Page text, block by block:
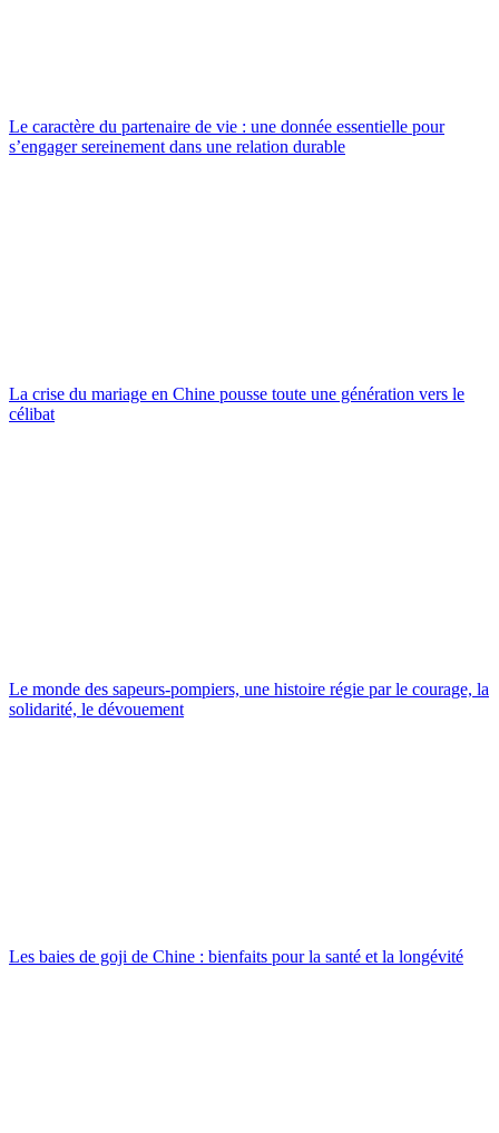
Le caractère du partenaire de vie : une donnée essentielle pour
s’engager sereinement dans une relation durable
La crise du mariage en Chine pousse toute une génération vers le
célibat
Le monde des sapeurs-pompiers, une histoire régie par le courage, la
solidarité, le dévouement
Les baies de goji de Chine : bienfaits pour la santé et la longévité